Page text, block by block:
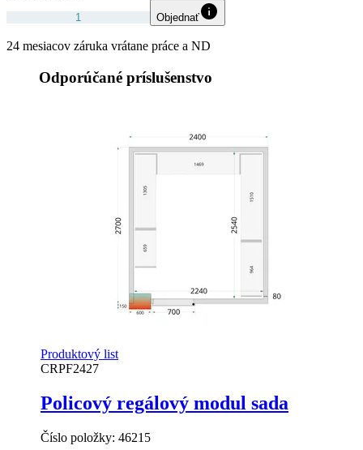
Objednať
24 mesiacov záruka vrátane práce a ND
Odporúčané príslušenstvo
Produktový list
CRPF2427
Policový regálový modul sada
Číslo položky: 46215